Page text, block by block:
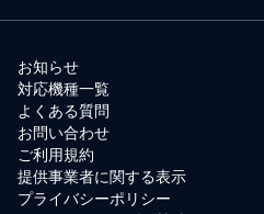
お知らせ
対応機種一覧
よくある質問
お問い合わせ
ご利用規約
提供事業者に関する表示
プライバシーポリシー